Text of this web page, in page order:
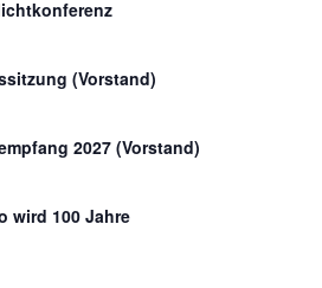
(Vorstand)
2027 (Vorstand)
wird 100 Jahre